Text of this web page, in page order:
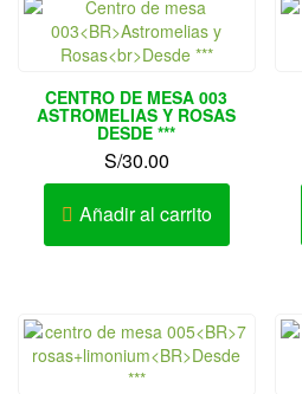
CENTRO DE MESA 003
ASTROMELIAS Y ROSAS
DESDE ***
S/30.00
Añadir al carrito